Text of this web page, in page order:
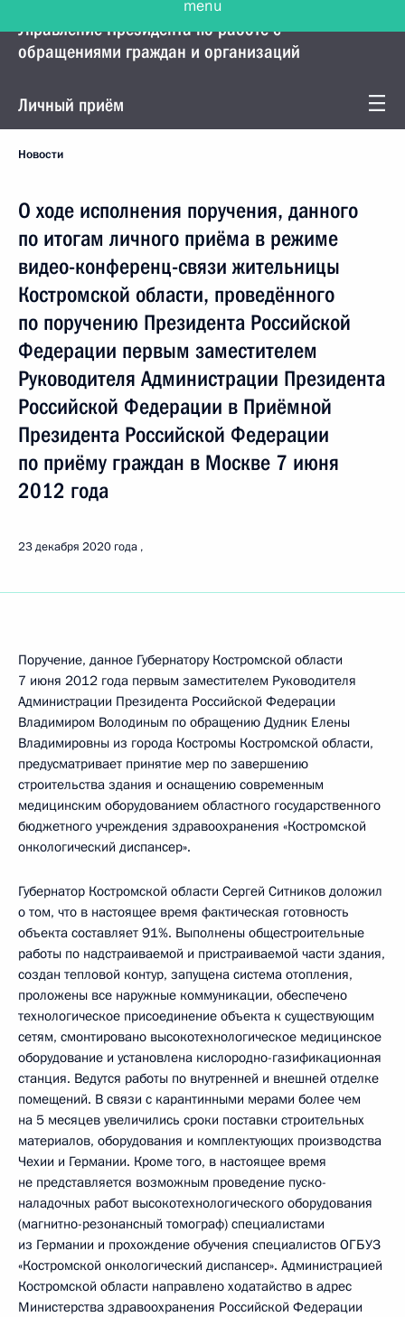
Управление Президента по работе с
обращениями граждан и организаций
Личный приём
Новости
О ходе исполнения поручения, данного
по итогам личного приёма в режиме
видео-конференц-связи жительницы
Костромской области, проведённого
по поручению Президента Российской
Федерации первым заместителем
Руководителя Администрации Президента
Российской Федерации в Приёмной
Президента Российской Федерации
по приёму граждан в Москве 7 июня
2012 года
23 декабря 2020 года
Поручение, данное Губернатору Костромской области
7 июня 2012 года первым заместителем Руководителя
Администрации Президента Российской Федерации
Владимиром Володиным по обращению Дудник Елены
Владимировны из города Костромы Костромской области,
предусматривает принятие мер по завершению
строительства здания и оснащению современным
медицинским оборудованием областного государственного
бюджетного учреждения здравоохранения «Костромской
онкологический диспансер».
Губернатор Костромской области Сергей Ситников доложил
о том, что в настоящее время фактическая готовность
объекта составляет 91%. Выполнены общестроительные
работы по надстраиваемой и пристраиваемой части здания,
создан тепловой контур, запущена система отопления,
проложены все наружные коммуникации, обеспечено
технологическое присоединение объекта к существующим
сетям, смонтировано высокотехнологическое медицинское
оборудование и установлена кислородно-газификационная
станция. Ведутся работы по внутренней и внешней отделке
помещений. В связи с карантинными мерами более чем
на 5 месяцев увеличились сроки поставки строительных
материалов, оборудования и комплектующих производства
Чехии и Германии. Кроме того, в настоящее время
не представляется возможным проведение пуско-
наладочных работ высокотехнологического оборудования
(магнитно-резонансный томограф) специалистами
из Германии и прохождение обучения специалистов ОГБУЗ
«Костромской онкологический диспансер». Администрацией
Костромской области направлено ходатайство в адрес
Министерства здравоохранения Российской Федерации